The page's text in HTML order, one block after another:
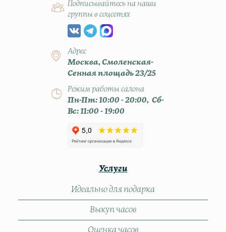
Подписывайтесь на наши
группы в соцсетях
Адрес
Москва, Смоленская-
Сенная площадь 23/25
Режим работы салона
Пн-Пт: 10:00 - 20:00, Сб-
Вс: 11:00 - 19:00
Услуги
Идеально для подарка
Выкуп часов
Оценка часов